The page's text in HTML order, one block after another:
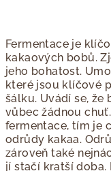
Fermentace je
kakaových bobů.
jeho bohatost.
které jsou klíčové
šálku. Uvádí se, že
vůbec žádnou
fermentace, tím je
odrůdy kakaa.
zároveň také
jí stačí kratší doba.